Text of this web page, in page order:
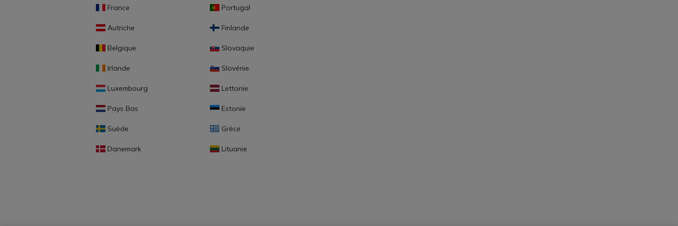
France
Autriche
Belgique
Irlande
Luxembourg
Pays Bas
Suède
Danemark
Portugal
Finlande
Slovaquie
Slovénie
Lettonie
Estonie
Grèce
Lituanie